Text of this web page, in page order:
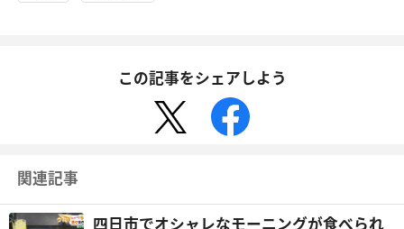
この記事をシェアしよう
関連記事
四日市でオシャレなモーニングが食べられ